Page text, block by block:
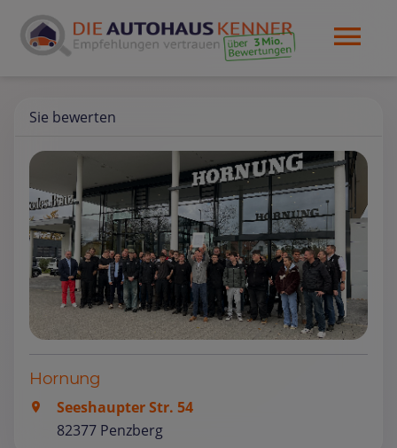
Sie bewerten
Hornung
Seeshaupter Str. 54
82377 Penzberg